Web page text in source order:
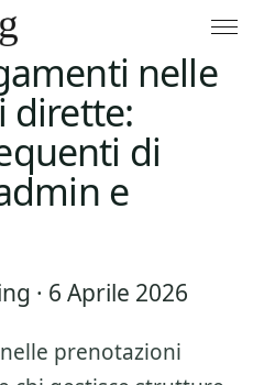
nelle
dirette:
di
e
· 6 Aprile 2026
prenotazioni